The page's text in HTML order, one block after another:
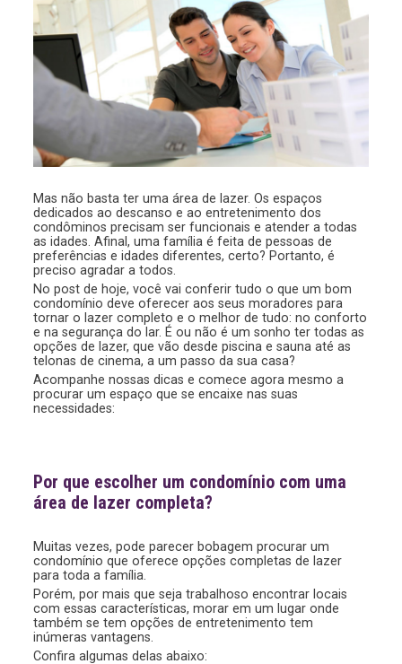
Mas não basta ter uma área de lazer. Os espaços
dedicados ao descanso e ao entretenimento dos
condôminos precisam ser funcionais e atender a todas
as idades. Afinal, uma família é feita de pessoas de
preferências e idades diferentes, certo? Portanto, é
preciso agradar a todos.
No post de hoje, você vai conferir tudo o que um bom
condomínio deve oferecer aos seus moradores para
tornar o lazer completo e o melhor de tudo: no conforto
e na segurança do lar. É ou não é um sonho ter todas as
opções de lazer, que vão desde piscina e sauna até as
telonas de cinema, a um passo da sua casa?
Acompanhe nossas dicas e comece agora mesmo a
procurar um espaço que se encaixe nas suas
necessidades:
Por que escolher um condomínio com uma
área de lazer completa?
Muitas vezes, pode parecer bobagem procurar um
condomínio que oferece opções completas de lazer
para toda a família.
Porém, por mais que seja trabalhoso encontrar locais
com essas características, morar em um lugar onde
também se tem opções de entretenimento tem
inúmeras vantagens.
Confira algumas delas abaixo: